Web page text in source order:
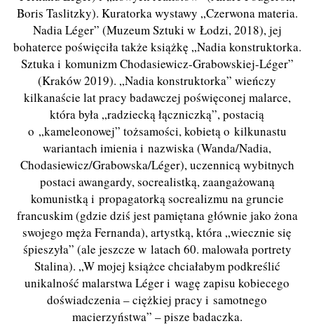
Boris Taslitzky). Kuratorka wystawy „Czerwona materia.
Nadia Léger” (Muzeum Sztuki w Łodzi, 2018), jej
bohaterce poświęciła także książkę „Nadia konstruktorka.
Sztuka i komunizm Chodasiewicz-Grabowskiej-Léger”
(Kraków 2019). „Nadia konstruktorka” wieńczy
kilkanaście lat pracy badawczej poświęconej malarce,
która była „radziecką łączniczką”, postacią
o „kameleonowej” tożsamości, kobietą o kilkunastu
wariantach imienia i nazwiska (Wanda/Nadia,
Chodasiewicz/Grabowska/Léger), uczennicą wybitnych
postaci awangardy, socrealistką, zaangażowaną
komunistką i propagatorką socrealizmu na gruncie
francuskim (gdzie dziś jest pamiętana głównie jako żona
swojego męża Fernanda), artystką, która „wiecznie się
śpieszyła” (ale jeszcze w latach 60. malowała portrety
Stalina). „W mojej książce chciałabym podkreślić
unikalność malarstwa Léger i wagę zapisu kobiecego
doświadczenia – ciężkiej pracy i samotnego
macierzyństwa” – pisze badaczka.